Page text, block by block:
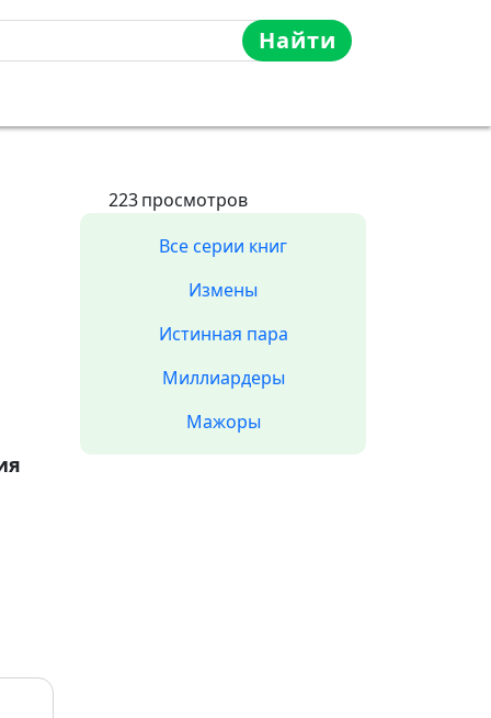
Найти
223просмотров
Все серии книг
Измены
Истинная пара
Миллиардеры
Мажоры